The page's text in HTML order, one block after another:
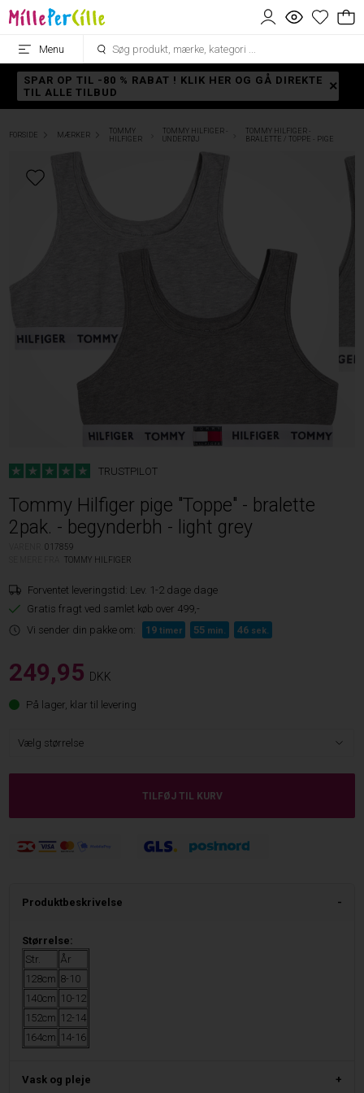
Menu
SPAR OP TIL -80 % RABAT ! KLIK HER OG GÅ DIREKTE
TIL ALLE TILBUD
FORSIDE MÆRKER
TOMMY
HILFIGER
TOMMY HILFIGER -
UNDERTØJ
TOMMY HILFIGER -
BRALETTE / TOPPE - PIGE
TRUSTPILOT
Tommy Hilfiger pige "Toppe" - bralette
2pak. - begynderbh - light grey
VARENR.017859
TOMMY HILFIGER
Forventet leveringstid: Lev. 1-2 dage dage
Gratis fragt ved samlet køb over 499,-
Vi sender din pakke om:
19 timer 55 min. 46 sek.
249,95 DKK
På lager, klar til levering
Produktbeskrivelse
Størrelse:
Str.
År
128cm 8-10
140cm 10-12
152cm 12-14
164cm 14-16
Vask og pleje